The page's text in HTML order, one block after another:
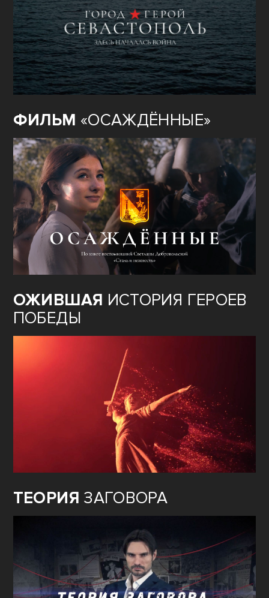
ФИЛЬМ «ОСАЖДЁННЫЕ»
ОЖИВШАЯ ИСТОРИЯ ГЕРОЕВ
ПОБЕДЫ
ТЕОРИЯ ЗАГОВОРА